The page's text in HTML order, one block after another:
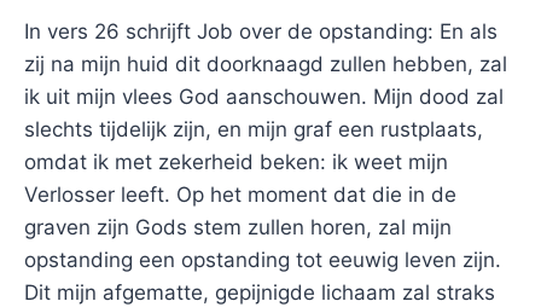
In vers 26 schrijft Job over de opstanding: En als
zij na mijn huid dit doorknaagd zullen hebben, zal
ik uit mijn vlees God aanschouwen. Mijn dood zal
slechts tijdelijk zijn, en mijn graf een rustplaats,
omdat ik met zekerheid beken: ik weet mijn
Verlosser leeft. Op het moment dat die in de
graven zijn Gods stem zullen horen, zal mijn
opstanding een opstanding tot eeuwig leven zijn.
Dit mijn afgematte, gepijnigde lichaam zal straks